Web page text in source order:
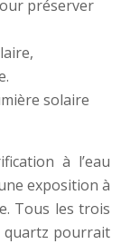
préserver
solaire
à l’eau
exposition à
Tous les trois
quartz pourrait